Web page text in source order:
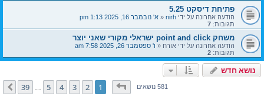
פתיחת דיסקט 5.25
הודעה אחרונה על ידי nirh
«א' נובמבר 16, 2025 1:13 pm
תגובות: 7
משחק point and click ישראלי מקורי שאני יוצר
הודעה אחרונה על ידי אורח«ו' ספטמבר 26, 2025 7:58 am
תגובות: 2
נושא חדש
581 נושאיםדף1מתוך39
1
2
3
4
5
39 הבא